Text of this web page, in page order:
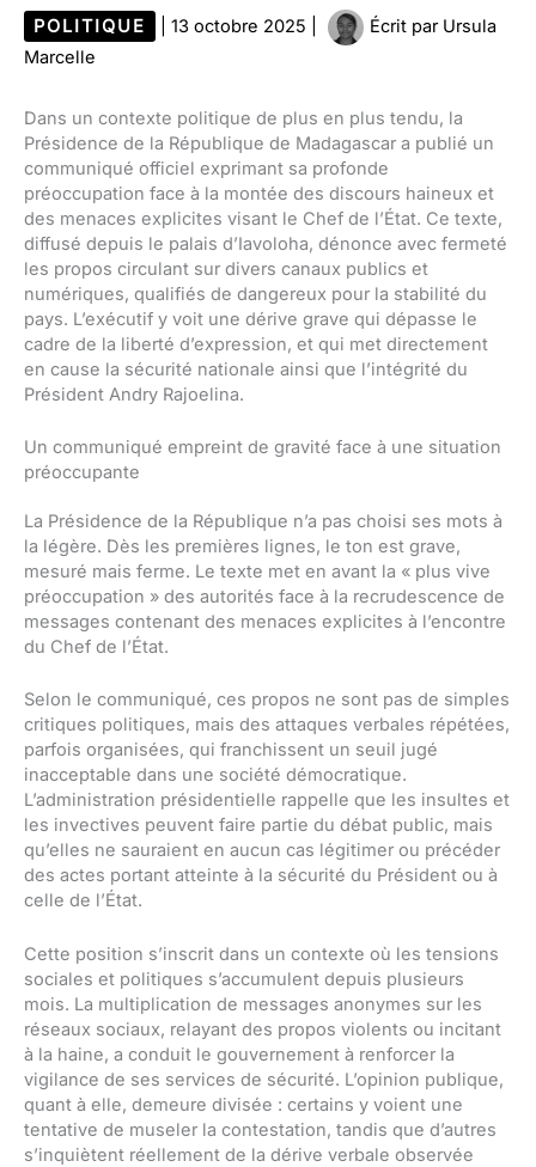
POLITIQUE 13 octobre 2025 Écrit par Ursula
Marcelle
Dans un contexte politique de plus en plus tendu, la
Présidence de la République de Madagascar a publié un
communiqué officiel exprimant sa profonde
préoccupation face à la montée des discours haineux et
des menaces explicites visant le Chef de l’État. Ce texte,
diffusé depuis le palais d’Iavoloha, dénonce avec fermeté
les propos circulant sur divers canaux publics et
numériques, qualifiés de dangereux pour la stabilité du
pays. L’exécutif y voit une dérive grave qui dépasse le
cadre de la liberté d’expression, et qui met directement
en cause la sécurité nationale ainsi que l’intégrité du
Président Andry Rajoelina.
Un communiqué empreint de gravité face à une situation
préoccupante
La Présidence de la République n’a pas choisi ses mots à
la légère. Dès les premières lignes, le ton est grave,
mesuré mais ferme. Le texte met en avant la « plus vive
préoccupation » des autorités face à la recrudescence de
messages contenant des menaces explicites à l’encontre
du Chef de l’État.
Selon le communiqué, ces propos ne sont pas de simples
critiques politiques, mais des attaques verbales répétées,
parfois organisées, qui franchissent un seuil jugé
inacceptable dans une société démocratique.
L’administration présidentielle rappelle que les insultes et
les invectives peuvent faire partie du débat public, mais
qu’elles ne sauraient en aucun cas légitimer ou précéder
des actes portant atteinte à la sécurité du Président ou à
celle de l’État.
Cette position s’inscrit dans un contexte où les tensions
sociales et politiques s’accumulent depuis plusieurs
mois. La multiplication de messages anonymes sur les
réseaux sociaux, relayant des propos violents ou incitant
à la haine, a conduit le gouvernement à renforcer la
vigilance de ses services de sécurité. L’opinion publique,
quant à elle, demeure divisée : certains y voient une
tentative de museler la contestation, tandis que d’autres
s’inquiètent réellement de la dérive verbale observée